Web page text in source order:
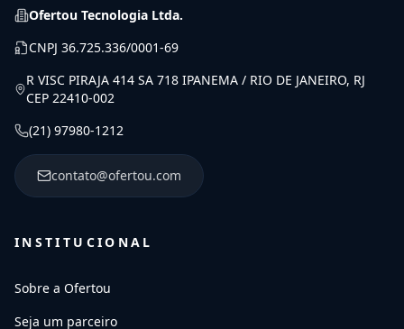
Ofertou Tecnologia Ltda.
CNPJ 36.725.336/0001-69
R VISC PIRAJA 414 SA 718 IPANEMA / RIO DE JANEIRO, RJ
CEP 22410-002
(21) 97980-1212
contato@ofertou.com
INSTITUCIONAL
Sobre a Ofertou
Seja um parceiro